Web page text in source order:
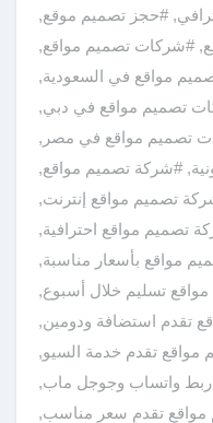
,#حجز تصميم موقع,
,#شركات تصميم مواقع,
مواقع في السعودية,
تصميم مواقع في دبي,
تصميم مواقع في مصر ,
,#شركة تصميم مواقع,
تصميم مواقع إنترنت,
تصميم مواقع احترافية,
مواقع بأسعار مناسبة,
تسليم خلال أسبوع,
تقدم استضافة ودومين,
تقدم خدمة السيو,
واتساب وجوجل ماب,
تقدم سعر مناسب,